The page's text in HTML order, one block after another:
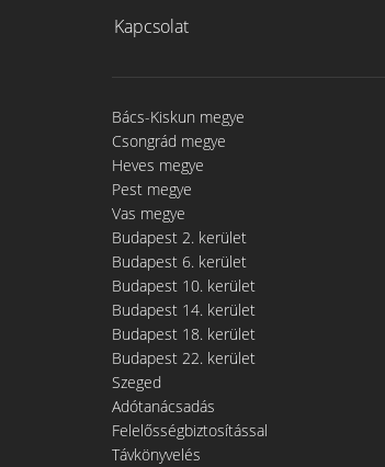
Kapcsolat
Bács-Kiskun megye
Csongrád megye
Heves megye
Pest megye
Vas megye
Budapest 2. kerület
Budapest 6. kerület
Budapest 10. kerület
Budapest 14. kerület
Budapest 18. kerület
Budapest 22. kerület
Szeged
Adótanácsadás
Felelősségbiztosítással
Távkönyvelés